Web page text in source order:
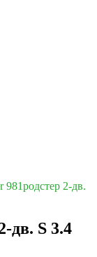
981родстер 2-дв.
дв. S 3.4